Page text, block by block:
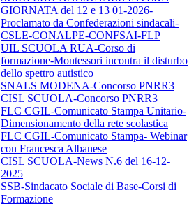
GIORNATA del 12 e 13 01-2026-
Proclamato da Confederazioni sindacali-
CSLE-CONALPE-CONFSAI-FLP
UIL SCUOLA RUA-Corso di
formazione-Montessori incontra il disturbo
dello spettro autistico
SNALS MODENA-Concorso PNRR3
CISL SCUOLA-Concorso PNRR3
FLC CGIL-Comunicato Stampa Unitario-
Dimensionamento della rete scolastica
FLC CGIL-Comunicato Stampa- Webinar
con Francesca Albanese
CISL SCUOLA-News N.6 del 16-12-
2025
SSB-Sindacato Sociale di Base-Corsi di
Formazione